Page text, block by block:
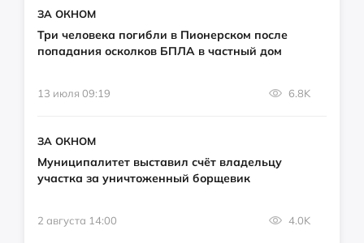
ЗА ОКНОМ
Три человека погибли в Пионерском после
попадания осколков БПЛА в частный дом
13 июля 09:19 6.8K
ЗА ОКНОМ
Муниципалитет выставил счёт владельцу
участка за уничтоженный борщевик
2 августа 14:00 4.0K